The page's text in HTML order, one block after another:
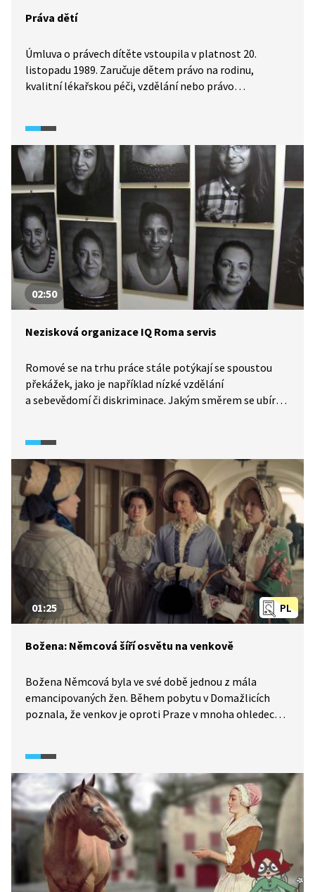
Práva dětí
Úmluva o právech dítěte vstoupila v platnost 20.
listopadu 1989. Zaručuje dětem právo na rodinu,
kvalitní lékařskou péči, vzdělání nebo právo
sice podepsaly téměř všechny státy světa, ale v řadě
rozvojových zemí se nedodržuje.
02:50
Nezisková organizace IQ Roma servis
Romové se na trhu práce stále potýkají se spoustou
překážek, jako je například nízké vzdělání
a sebevědomí či diskriminace. Jakým směrem se ubírá
Romům, aby byli v životě úspěšní a našli uplatnění
ve společnosti?
PL
01:25
Božena: Němcová šíří osvětu na venkově
Božena Němcová byla ve své době jednou z mála
emancipovaných žen. Během pobytu v Domažlicích
poznala, že venkov je oproti Praze v mnoha ohledech
a kvalitního vzdělání. U domažlické společnosti ale
příliš pochopení nenašla.